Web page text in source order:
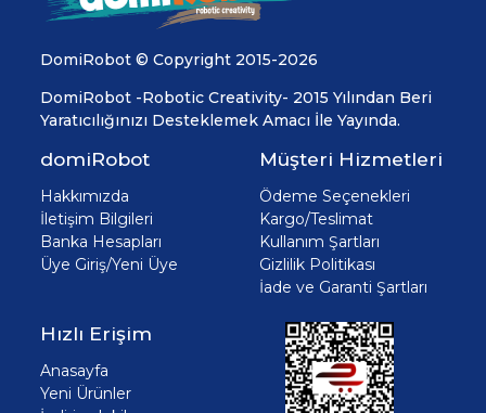
DomiRobot © Copyright 2015-2026
DomiRobot -Robotic Creativity- 2015 Yılından Beri
Yaratıcılığınızı Desteklemek Amacı İle Yayında.
domiRobot
Hakkımızda
İletişim Bilgileri
Banka Hesapları
Üye Giriş/Yeni Üye
Müşteri Hizmetleri
Ödeme Seçenekleri
Kargo/Teslimat
Kullanım Şartları
Gizlilik Politikası
İade ve Garanti Şartları
Hızlı Erişim
Anasayfa
Yeni Ürünler